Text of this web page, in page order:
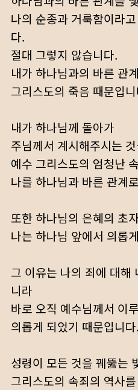
나의 순종과 거룩함이라
다.
절대 그렇지 않습니다.
내가 하나님과의 바른 관
그리스도의 죽음 때문입
내가 하나님께 돌아가
주님께서 계시해주시는
예수 그리스도의 엄청난
나를 하나님과 바른 관계
또한 하나님의 은혜의 초
나는 하나님 앞에서 의롭
그 이유는 나의 죄에 대해
니라
바로 오직 예수님께서 이
의롭게 되었기 때문입니다.
성령이 모든 것을 꿰뚫는
그리스도의 속죄의 역사를